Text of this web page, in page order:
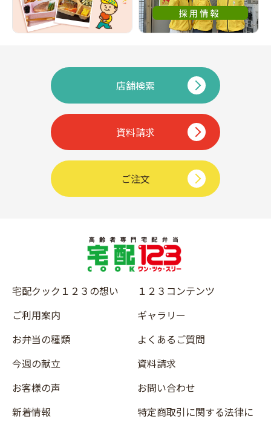
店舗検索
資料請求
ご注文
宅配クック１２３の想い
ご利用案内
お弁当の種類
今週の献立
お客様の声
新着情報
１２３コンテンツ
ギャラリー
よくあるご質問
資料請求
お問い合わせ
特定商取引に関する法律に